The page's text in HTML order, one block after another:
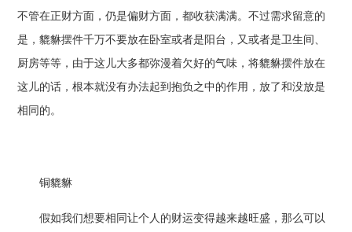
不管在正财方面，仍是偏财方面，都收获满满。不过需求留意的
是，貔貅摆件千万不要放在卧室或者是阳台，又或者是卫生间、
厨房等等，由于这儿大多都弥漫着欠好的气味，将貔貅摆件放在
这儿的话，根本就没有办法起到抱负之中的作用，放了和没放是
相同的。
铜貔貅
假如我们想要相同让个人的财运变得越来越旺盛，那么可以